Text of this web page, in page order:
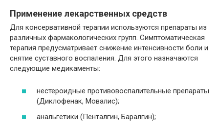
Применение лекарственных средств
Для консервативной терапии используются препараты из
различных фармакологических групп. Симптоматическая
терапия предусматривает снижение интенсивности боли и
снятие суставного воспаления. Для этого назначаются
следующие медикаменты:
нестероидные противовоспалительные препараты
(Диклофенак, Мовалис);
анальгетики (Пенталгин, Баралгин);